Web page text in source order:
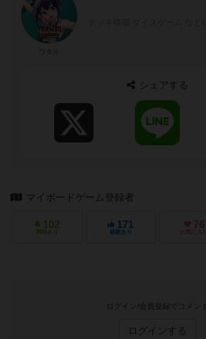
シェアする
マイボードゲーム登録者
102
興味あり
171
経験あり
76
お気に入り
ログイン/会員登録でコメント
ログインする